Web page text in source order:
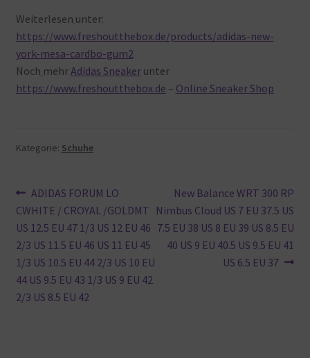
Weiterlesen unter:
https://www.freshoutthebox.de/products/adidas-new-
york-mesa-cardbo-gum2
Noch mehrAdidas Sneakerunter
https://www.freshoutthebox.de – Online Sneaker Shop
Kategorie: Schuhe
Beitragsnavigation
Vorheriger
Beitrag:
ADIDAS FORUM LO
CWHITE / CROYAL /GOLDMT
US 12.5 EU 47 1/3 US 12 EU 46
2/3 US 11.5 EU 46 US 11 EU 45
1/3 US 10.5 EU 44 2/3 US 10 EU
44 US 9.5 EU 43 1/3 US 9 EU 42
2/3 US 8.5 EU 42
Nächster
Beitrag:
New Balance WRT 300 RP
Nimbus Cloud US 7 EU 37.5 US
7.5 EU 38 US 8 EU 39 US 8.5 EU
40 US 9 EU 40.5 US 9.5 EU 41
US 6.5 EU 37